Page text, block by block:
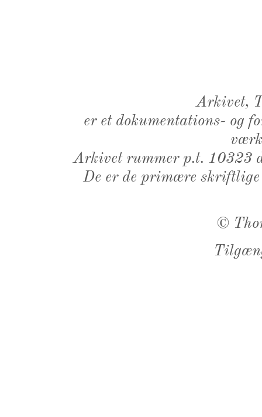
Arkivet,
er et dokumentations- og
Arkivet rummer p.t. 10323
De er de primære
©